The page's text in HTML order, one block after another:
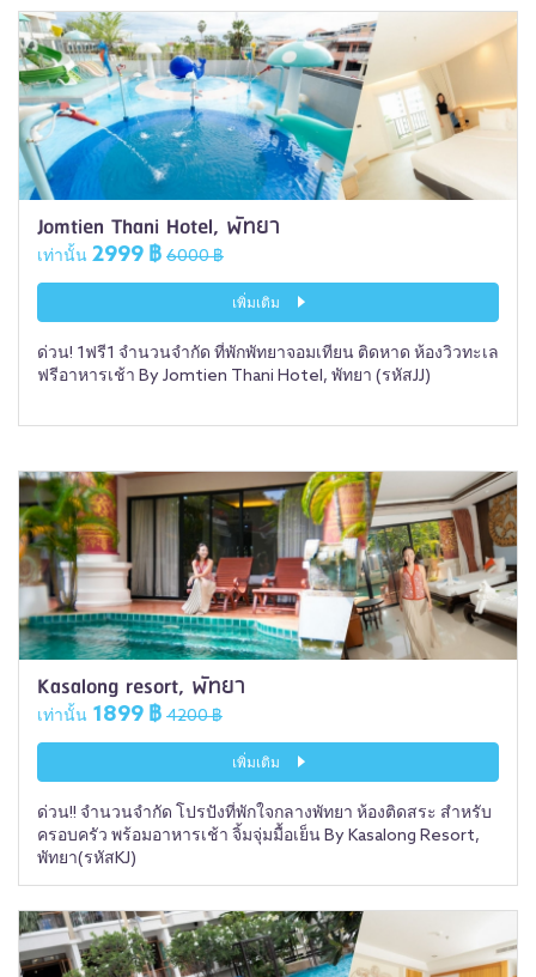
Jomtien Thani Hotel, พัทยา
เท่านั้น 2999 ฿ 6000 ฿
เพิ่มเติม
ด่วน! 1ฟรี1 จำนวนจำกัด ที่พักพัทยาจอมเทียน ติดหาด ห้องวิวทะเล
ฟรีอาหารเช้า By Jomtien Thani Hotel, พัทยา (รหัสJJ)
Kasalong resort, พัทยา
เท่านั้น 1899 ฿ 4200 ฿
เพิ่มเติม
ด่วน!! จำนวนจำกัด โปรปังที่พักใจกลางพัทยา ห้องติดสระ สำหรับ
ครอบครัว พร้อมอาหารเช้า จิ้มจุ่มมื้อเย็น By Kasalong Resort,
พัทยา(รหัสKJ)